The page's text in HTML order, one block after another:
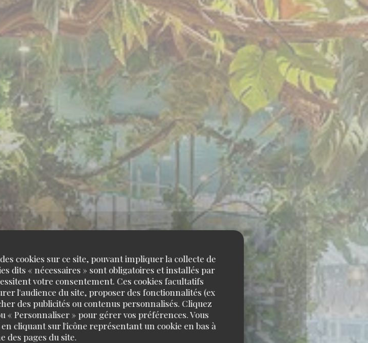
cookies sur ce site, pouvant impliquer la collecte de
dits « nécessaires » sont obligatoires et installés par
votre consentement. Ces cookies facultatifs
l'audience du site, proposer des fonctionnalités (ex
des publicités ou contenus personnalisés. Cliquez
« Personnaliser » pour gérer vos préférences. Vous
cliquant sur l'icône représentant un cookie en bas à
des pages du site.